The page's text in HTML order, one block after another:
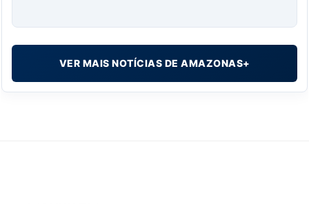
VER MAIS NOTÍCIAS DE AMAZONAS+